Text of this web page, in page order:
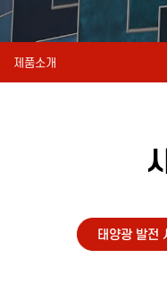
제품소개
태양광 발전